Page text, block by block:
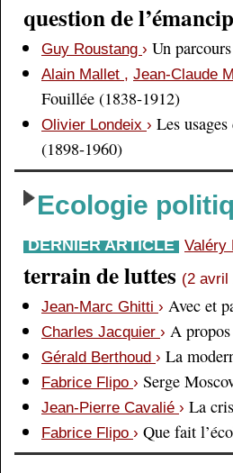
question de
Guy Roustang › Un
Alain Mallet , Jean-Claude
Fouillée (1838-1912)
Olivier Londeix › Les
(1898-1960)
Ecologie
DERNIER ARTICLE Valéry
terrain de luttes (2 avril
Jean-Marc Ghitti › Avec et
Charles Jacquier › A
Gérald Berthoud › La
Fabrice Flipo › Serge
Jean-Pierre Cavalié › La
Fabrice Flipo › Que fait